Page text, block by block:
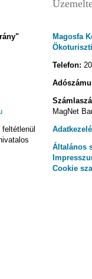
Magosfa
Telefon:
MagNet
Általános
Cookie